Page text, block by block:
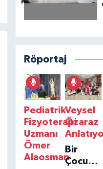
Röportaj
Pediatrik
Fizyoterapi
Uzmanı
Ömer
Alaosman
Veysel
Özaraz
Bir
Çocuğun